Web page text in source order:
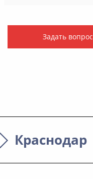
Задать вопрос
Краснодар